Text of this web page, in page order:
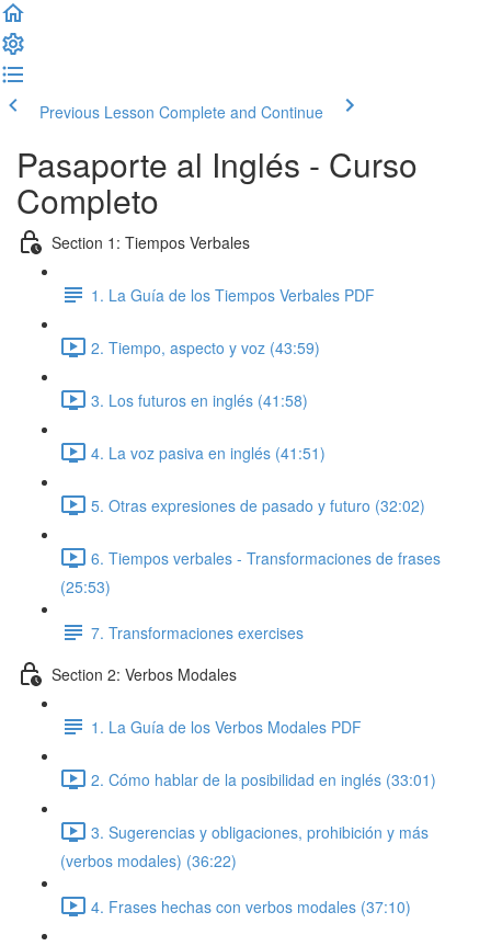
Previous Lesson Complete and Continue
Pasaporte al Inglés - Curso
Completo
Section 1: Tiempos Verbales
1. La Guía de los Tiempos Verbales PDF
2. Tiempo, aspecto y voz (43:59)
3. Los futuros en inglés (41:58)
4. La voz pasiva en inglés (41:51)
5. Otras expresiones de pasado y futuro (32:02)
6. Tiempos verbales - Transformaciones de frases
(25:53)
7. Transformaciones exercises
Section 2: Verbos Modales
1. La Guía de los Verbos Modales PDF
2. Cómo hablar de la posibilidad en inglés (33:01)
3. Sugerencias y obligaciones, prohibición y más
(verbos modales) (36:22)
4. Frases hechas con verbos modales (37:10)